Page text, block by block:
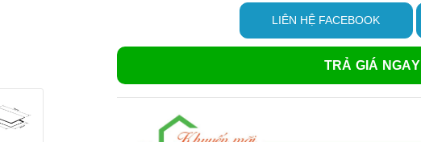
LIÊN HỆ FACEBOOK
TRẢ GIÁ NGAY